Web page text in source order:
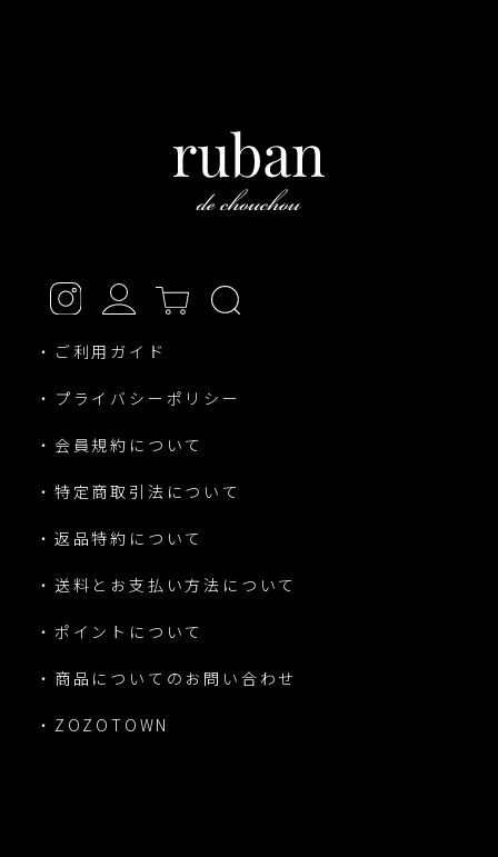
・ご利用ガイド
・プライバシーポリシー
・会員規約について
・特定商取引法について
・返品特約について
・送料とお支払い方法について
・ポイントについて
・商品についてのお問い合わせ
・ZOZOTOWN